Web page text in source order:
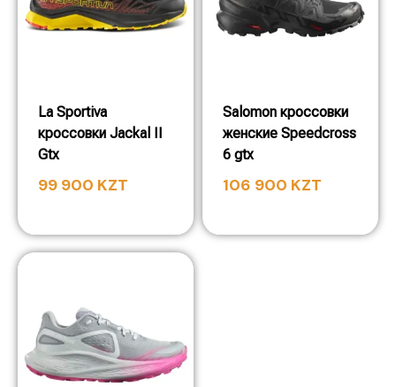
La Sportiva
кроссовки Jackal II
Gtx
99 900 KZT
Salomon кроссовки
женские Speedcross
6 gtx
106 900 KZT